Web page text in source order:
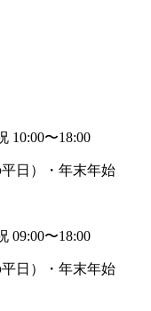
10:00〜18:00
日）・年末年始
09:00〜18:00
日）・年末年始